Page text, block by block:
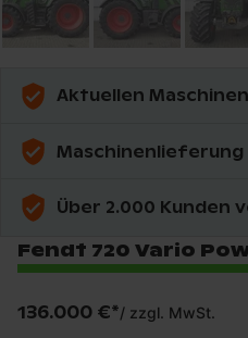
Aktuellen
Maschinenlieferung
Über 2.000 Kunden
Fendt 720 Vario
136.000 €*/ zzgl. MwSt.